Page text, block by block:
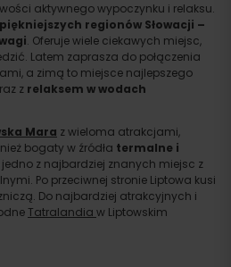
aktywnego wypoczynku i relaksu.
regionów Słowacji –
. Oferuje wiele ciekawych miejsc,
Latem zaprasza do połączenia
a zimą to miejsce najlepszego
z relaksem w wodach
Mara z wieloma atrakcjami,
bogaty w źródła termalne i
z najbardziej znanych miejsc z
Po przeciwnej stronie Liptowa kusi
Do najbardziej atrakcyjnych i
Tatralandia w Liptowskim